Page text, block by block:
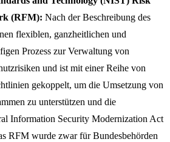
(RFM): Nach der Beschreibung des
flexiblen, ganzheitlichen und
Prozess zur Verwaltung von
und ist mit einer Reihe von
gekoppelt, um die Umsetzung von
zu unterstützen und die
Information Security Modernization Act
RFM wurde zwar für Bundesbehörden